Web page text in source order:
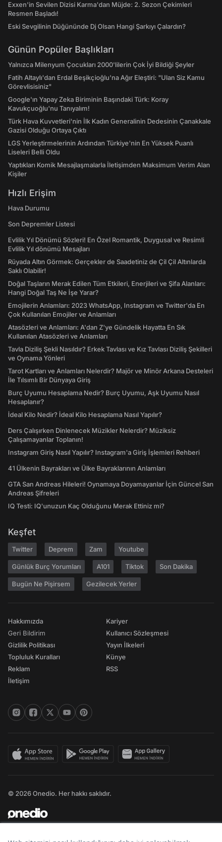
Exxen'in Sevilen Dizisi Karma'dan Müjde: 2. Sezon Çekimleri
Resmen Başladı!
Eski Sevgilinin Düğününde Dj Olsan Hangi Şarkıyı Çalardın?
Günün Popüler Başlıkları
Yalnızca Milenyum Çocukları 2000'lilerin Çok İyi Bildiği Şeyler
Fatih Altaylı'dan Erdal Beşikçioğlu'na Ağır Eleştiri: "Ulan Siz Kamu
Görevlisisiniz"
Google'ın Yapay Zeka Biriminin Başındaki Türk: Koray
Kavukçuoğlu'nu Tanıyalım!
Türk Hava Kuvvetleri'nin İlk Kadın Generalinin Dedesinin Çanakkale
Gazisi Olduğu Ortaya Çıktı
LGS Yerleştirmelerinin Ardından Türkiye'nin En Yüksek Puanlı
Liseleri Belli Oldu
Yaptıkları Komik Mesajlaşmalarla İletişimden Maksimum Verim Alan
Kişiler
Hızlı Erişim
Hava Durumu
Son Depremler Listesi
Evlilik Yıl Dönümü Sözleri! En Özel Romantik, Duygusal ve Resimli
Evlilik Yıl dönümü Mesajları
Rüyada Altın Görmek: Gerçekler de Saadetiniz de Çil Çil Altınlarda
Saklı Olabilir!
Doğal Taşların Merak Edilen Tüm Etkileri, Enerjileri ve Şifa Alanları:
Hangi Doğal Taş Ne İşe Yarar?
Emojilerin Anlamları: 2023 WhatsApp, Instagram ve Twitter'da En
Çok Kullanılan Emojiler ve Anlamları
Atasözleri ve Anlamları: A'dan Z'ye Gündelik Hayatta En Sık
Kullanılan Atasözleri ve Anlamları
Tavla Diziliş Şekli Nasıldır? Erkek Tavlası ve Kız Tavlası Diziliş Şekilleri
ve Oynama Yönleri
Tarot Kartları ve Anlamları Nelerdir? Majör ve Minör Arkana Desteleri
İle Tılsımlı Bir Dünyaya Giriş
Burç Uyumu Hesaplama Nedir? Burç Uyumu, Aşk Uyumu Nasıl
Hesaplanır?
İdeal Kilo Nedir? İdeal Kilo Hesaplama Nasıl Yapılır?
Ders Çalışırken Dinlenecek Müzikler Nelerdir? Müziksiz
Çalışamayanlar Toplanın!
Instagram Giriş Nasıl Yapılır? Instagram'a Giriş İşlemleri Rehberi
41 Ülkenin Bayrakları ve Ülke Bayraklarının Anlamları
GTA San Andreas Hileleri! Oynamaya Doyamayanlar İçin Güncel San
Andreas Şifreleri
IQ Testi: IQ'unuzun Kaç Olduğunu Merak Ettiniz mi?
Keşfet
Twitter Deprem Zam Youtube
Günlük Burç Yorumları A101 Tiktok Son Dakika
Bugün Ne Pişirsem Gezilecek Yerler
Hakkımızda
Geri Bildirim
Gizlilik Politikası
Topluluk Kuralları
Reklam
İletişim
Kariyer
Kullanıcı Sözleşmesi
Yayın İlkeleri
Künye
RSS
© 2026 Onedio. Her hakkı saklıdır.